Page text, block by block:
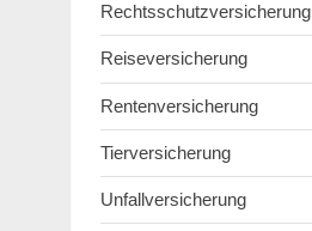
Rechtsschutzversicherung
Reiseversicherung
Rentenversicherung
Tierversicherung
Unfallversicherung